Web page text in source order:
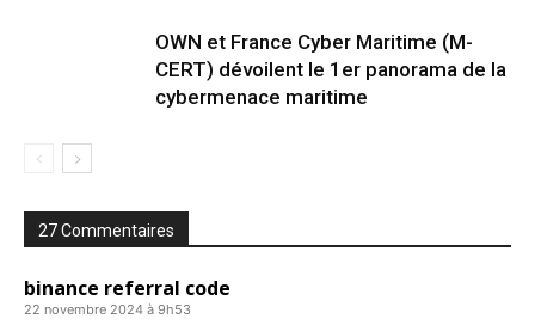
OWN et France Cyber Maritime (M-
CERT) dévoilent le 1er panorama de la
cybermenace maritime
27 Commentaires
binance referral code
22 novembre 2024 à 9h53